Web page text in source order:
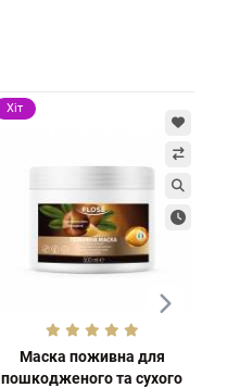
Хіт
Маска поживна для
пошкодженого та сухого